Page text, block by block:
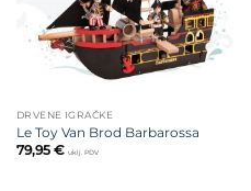
DRVENE IGRAČKE
Le Toy Van Brod Barbarossa
79,95 € uklj. PDV